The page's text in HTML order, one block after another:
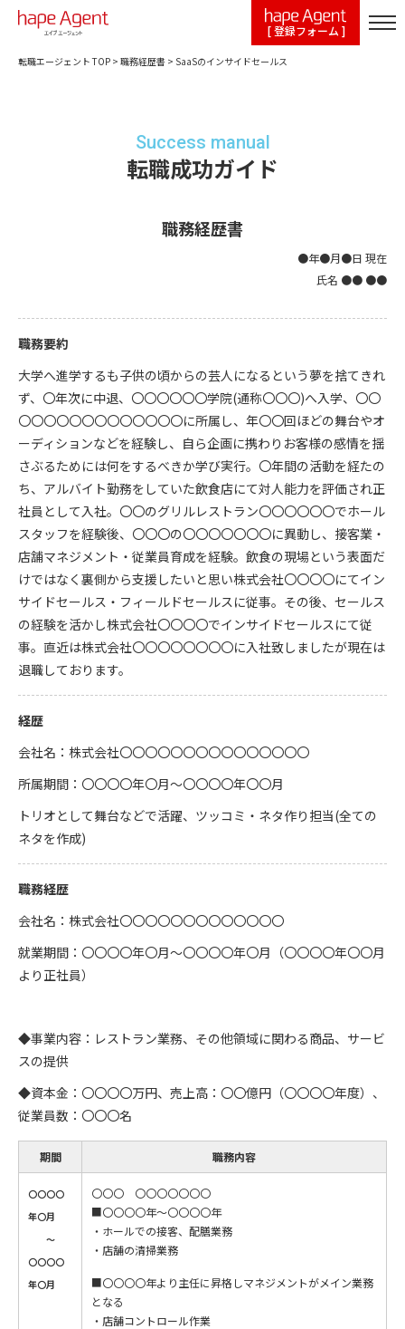
[ 登録フォーム ]
転職エージェント TOP > 職務経歴書 > SaaSのインサイドセールス
Success manual
転職成功ガイド
職務経歴書
●年●月●日 現在
氏名 ●● ●●
職務要約
大学へ進学するも子供の頃からの芸人になるという夢を捨てきれ
ず、〇年次に中退、〇〇〇〇〇〇学院(通称〇〇〇)へ入学、〇〇
〇〇〇〇〇〇〇〇〇〇〇〇〇に所属し、年〇〇回ほどの舞台やオ
ーディションなどを経験し、自ら企画に携わりお客様の感情を揺
さぶるためには何をするべきか学び実行。〇年間の活動を経たの
ち、アルバイト勤務をしていた飲食店にて対人能力を評価され正
社員として入社。〇〇のグリルレストラン〇〇〇〇〇〇でホール
スタッフを経験後、〇〇〇の〇〇〇〇〇〇〇に異動し、接客業・
店舗マネジメント・従業員育成を経験。飲食の現場という表面だ
けではなく裏側から支援したいと思い株式会社〇〇〇〇にてイン
サイドセールス・フィールドセールスに従事。その後、セールス
の経験を活かし株式会社〇〇〇〇でインサイドセールスにて従
事。直近は株式会社〇〇〇〇〇〇〇〇に入社致しましたが現在は
退職しております。
経歴
会社名：株式会社〇〇〇〇〇〇〇〇〇〇〇〇〇〇〇
所属期間：〇〇〇〇年〇月〜〇〇〇〇年〇〇月
トリオとして舞台などで活躍、ツッコミ・ネタ作り担当(全ての
ネタを作成)
職務経歴
会社名：株式会社〇〇〇〇〇〇〇〇〇〇〇〇〇
就業期間：〇〇〇〇年〇月〜〇〇〇〇年〇月（〇〇〇〇年〇〇月
より正社員）
◆事業内容：レストラン業務、その他領域に関わる商品、サービ
スの提供
◆資本金：〇〇〇〇万円、売上高：〇〇億円（〇〇〇〇年度）、
従業員数：〇〇〇名
期間 職務内容
〇〇〇〇
年〇月
〜
〇〇〇〇
年〇月
〇〇〇 〇〇〇〇〇〇〇
■〇〇〇〇年〜〇〇〇〇年
・ホールでの接客、配膳業務
・店舗の清掃業務
■〇〇〇〇年より主任に昇格しマネジメントがメイン業務
となる
・店舗コントロール作業